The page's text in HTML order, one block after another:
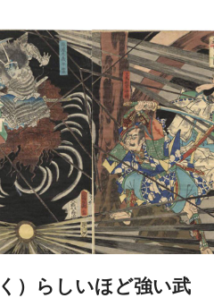
）らしいほど強い武